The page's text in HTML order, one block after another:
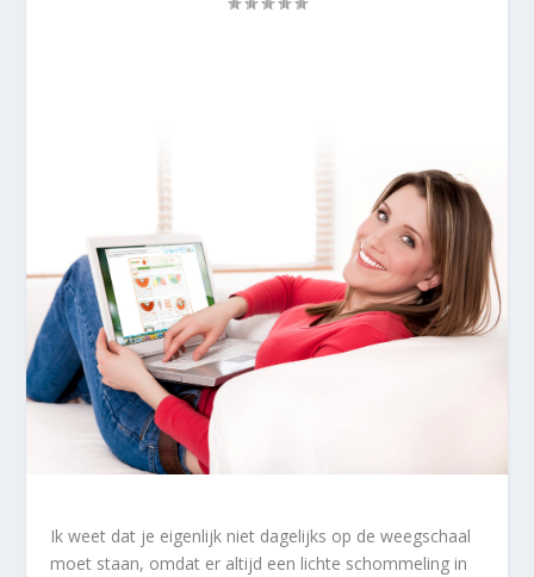
Ik weet dat je eigenlijk niet dagelijks op de weegschaal
moet staan, omdat er altijd een lichte schommeling in